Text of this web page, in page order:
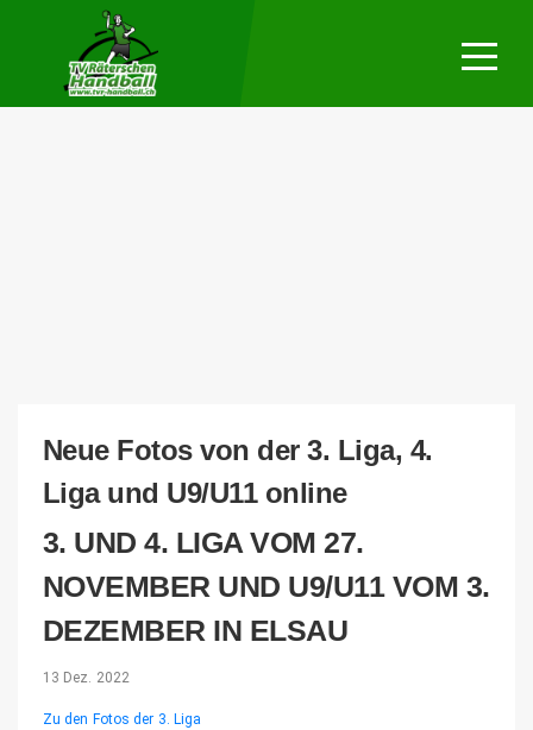
Verein
Neue Fotos von der 3. Liga, 4.
Liga und U9/U11 online
3. UND 4. LIGA VOM 27.
NOVEMBER UND U9/U11 VOM 3.
DEZEMBER IN ELSAU
13 Dez. 2022
Zu den Fotos der 3. Liga